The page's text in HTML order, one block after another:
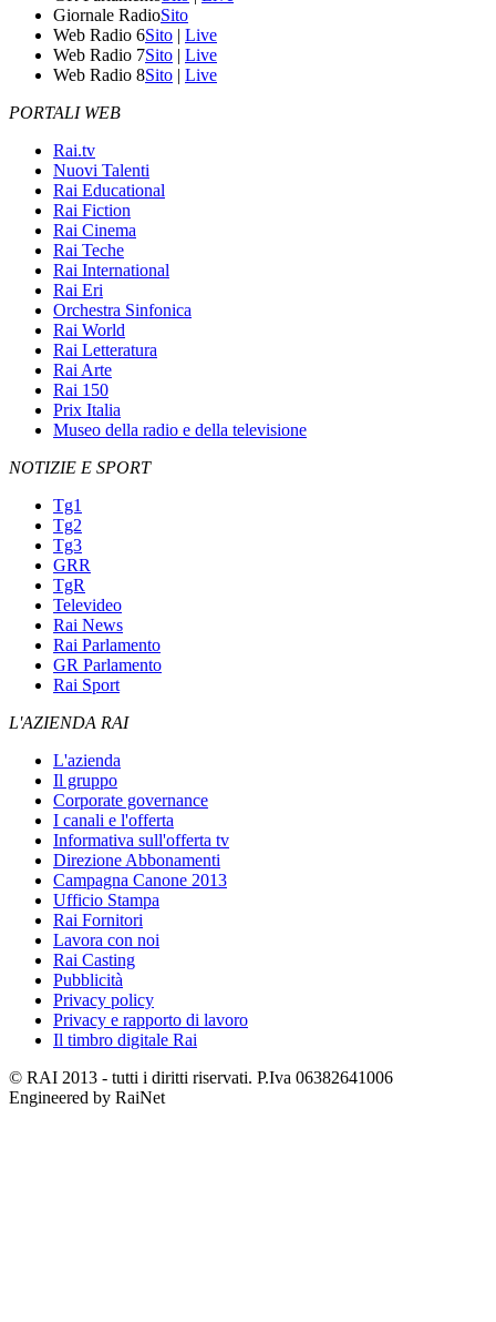
Giornale RadioSito
Web Radio 6Sito | Live
Web Radio 7Sito | Live
Web Radio 8Sito | Live
PORTALI WEB
Rai.tv
Nuovi Talenti
Rai Educational
Rai Fiction
Rai Cinema
Rai Teche
Rai International
Rai Eri
Orchestra Sinfonica
Rai World
Rai Letteratura
Rai Arte
Rai 150
Prix Italia
Museo della radio e della televisione
NOTIZIE E SPORT
Tg1
Tg2
Tg3
GRR
TgR
Televideo
Rai News
Rai Parlamento
GR Parlamento
Rai Sport
L'AZIENDA RAI
L'azienda
Il gruppo
Corporate governance
I canali e l'offerta
Informativa sull'offerta tv
Direzione Abbonamenti
Campagna Canone 2013
Ufficio Stampa
Rai Fornitori
Lavora con noi
Rai Casting
Pubblicità
Privacy policy
Privacy e rapporto di lavoro
Il timbro digitale Rai
© RAI 2013 - tutti i diritti riservati. P.Iva 06382641006
Engineered by RaiNet